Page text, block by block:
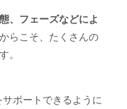
、フェーズなどによ
らこそ、たくさんの
。
ポートできるように